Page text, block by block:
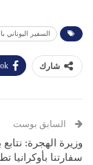
السفير اليوناني
شارك
السابق بوست
وزيرة الهجرة:
سفارتنا بأوكرانيا